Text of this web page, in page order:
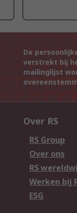
De
verstrekt bij
mailinglijst
Over RS
RS Group
Over ons
RS
Werken bij
ESG